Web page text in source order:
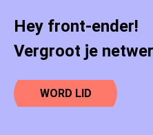
Hey front-ender!
Vergroot je
WORD LID